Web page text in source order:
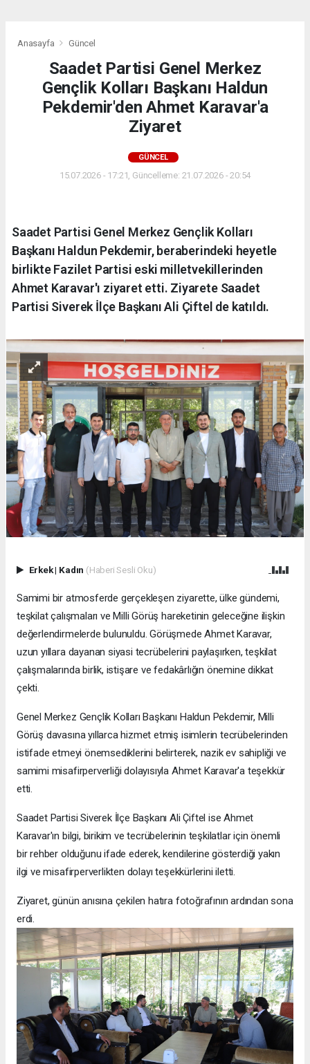
Anasayfa Güncel
Saadet Partisi Genel Merkez
Gençlik Kolları Başkanı Haldun
Pekdemir'den Ahmet Karavar'a
Ziyaret
GÜNCEL
15.07.2026 - 17:21, Güncelleme: 21.07.2026 - 20:54
Saadet Partisi Genel Merkez Gençlik Kolları
Başkanı Haldun Pekdemir, beraberindeki heyetle
birlikte Fazilet Partisi eski milletvekillerinden
Ahmet Karavar'ı ziyaret etti. Ziyarete Saadet
Partisi Siverek İlçe Başkanı Ali Çiftel de katıldı.
Erkek| Kadın (Haberi Sesli Oku)
Samimi bir atmosferde gerçekleşen ziyarette, ülke gündemi,
teşkilat çalışmaları ve Milli Görüş hareketinin geleceğine ilişkin
değerlendirmelerde bulunuldu. Görüşmede Ahmet Karavar,
uzun yıllara dayanan siyasi tecrübelerini paylaşırken, teşkilat
çalışmalarında birlik, istişare ve fedakârlığın önemine dikkat
çekti.
Genel Merkez Gençlik Kolları Başkanı Haldun Pekdemir, Milli
Görüş davasına yıllarca hizmet etmiş isimlerin tecrübelerinden
istifade etmeyi önemsediklerini belirterek, nazik ev sahipliği ve
samimi misafirperverliği dolayısıyla Ahmet Karavar'a teşekkür
etti.
Saadet Partisi Siverek İlçe Başkanı Ali Çiftel ise Ahmet
Karavar'ın bilgi, birikim ve tecrübelerinin teşkilatlar için önemli
bir rehber olduğunu ifade ederek, kendilerine gösterdiği yakın
ilgi ve misafirperverlikten dolayı teşekkürlerini iletti.
Ziyaret, günün anısına çekilen hatıra fotoğrafının ardından sona
erdi.